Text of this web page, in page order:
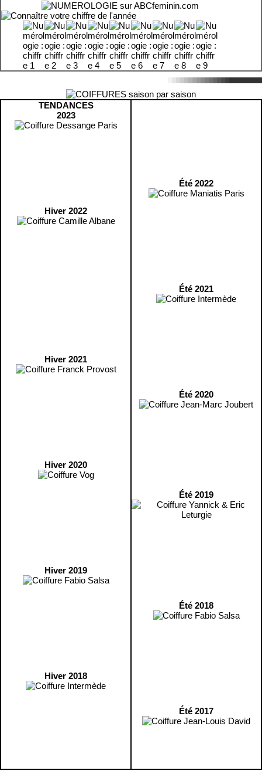
TENDANCES
2023
Hiver 2022
Hiver 2021
Hiver 2020
Hiver 2019
Hiver 2018
Été 2022
Été 2021
Été 2020
Été 2019
Été 2018
Été 2017